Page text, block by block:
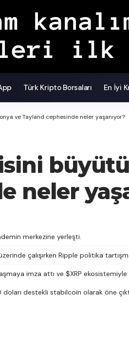
Türk Kripto Borsaları En İyi
ve Tayland cephesinde neler yaşanıyor?
neler
merkezine yerleşti.
çalışırken Ripple politika
imza attı ve $XRP ekosistemiyle
doları destekli stabilcoin olarak öne